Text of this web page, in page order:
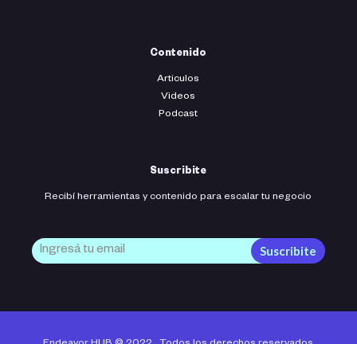
Contenido
Articulos
Videos
Podcast
Suscribite
Recibí herramientas y contenido para escalar tu negocio
Suscribite